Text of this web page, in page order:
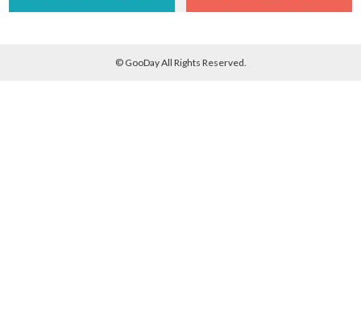
© GooDay All Rights Reserved.